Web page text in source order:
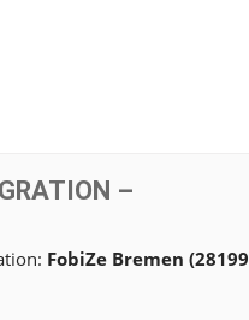
–
FobiZe Bremen (28199